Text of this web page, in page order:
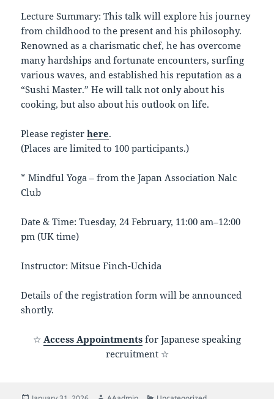
Lecture Summary: This talk will explore his journey
from childhood to the present and his philosophy.
Renowned as a charismatic chef, he has overcome
many hardships and fortunate encounters, surfing
various waves, and established his reputation as a
“Sushi Master.” He will talk not only about his
cooking, but also about his outlook on life.
Please registerhere.
(Places are limited to 100 participants.)
* Mindful Yoga – from the Japan Association Nalc
Club
Date & Time: Tuesday, 24 February, 11:00 am–12:00
pm (UK time)
Instructor: Mitsue Finch-Uchida
Details of the registration form will be announced
shortly.
☆ Access Appointments for Japanese speaking
recruitment ☆